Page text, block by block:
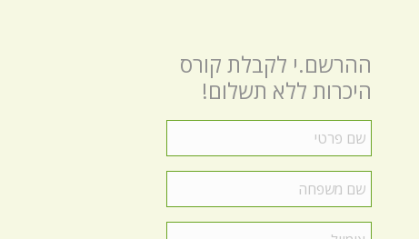
ההרשם.י לקבלת קורס
היכרות ללא תשלום!
פרטי
*
משפחה *